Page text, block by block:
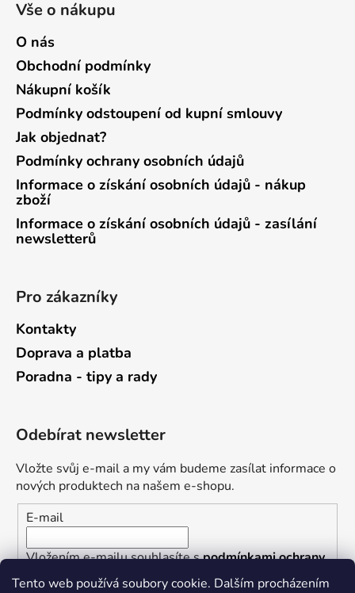
Tento web používá soubory cookie. Dalším procházením
Vše o nákupu
O nás
Obchodní podmínky
Nákupní košík
Podmínky odstoupení od kupní smlouvy
Jak objednat?
Podmínky ochrany osobních údajů
Informace o získání osobních údajů - nákup
zboží
Informace o získání osobních údajů - zasílání
newsletterů
Pro zákazníky
Kontakty
Doprava a platba
Poradna - tipy a rady
Odebírat newsletter
Vložte svůj e-mail a my vám budeme zasílat informace o
nových produktech na našem e-shopu.
E-mail
Vložením e-mailu souhlasíte spodmínkami ochrany
osobních údajů